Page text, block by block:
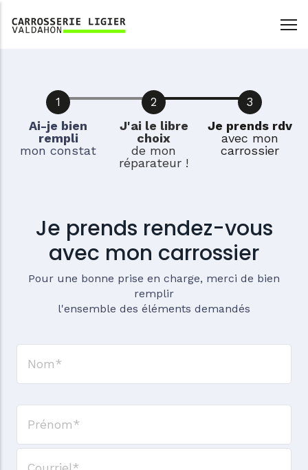
au
Ai-je bien
rempli
mon constat
J'ai le libre
choix
de mon
réparateur !
Je prends rdv
avec mon
carrossier
Je prends rendez-vous
avec mon carrossier
Pour une bonne prise en charge, merci de bien
remplir
l'ensemble des éléments demandés
Nom
Prénom
Courriel